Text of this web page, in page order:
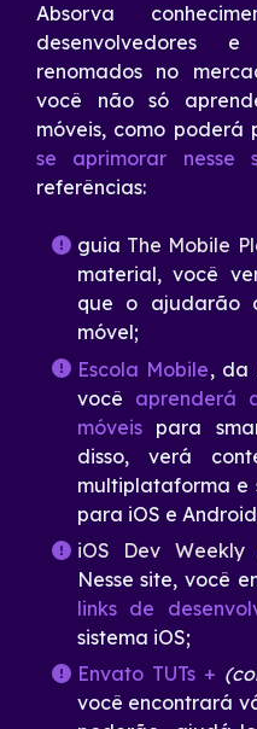
Absorva
desenvolvedores
renomados no
você não só
móveis, como poderá
se aprimorar nesse
referências:
guia The Mobile
material, você
que o ajudarão
móvel;
Escola Mobile, da
você aprenderá
móveispara
disso, verá
multiplataforma e
para iOS e
iOS Dev Weekly
Nesse site, você
links de
sistema iOS;
Envato TUTs +
você encontrará